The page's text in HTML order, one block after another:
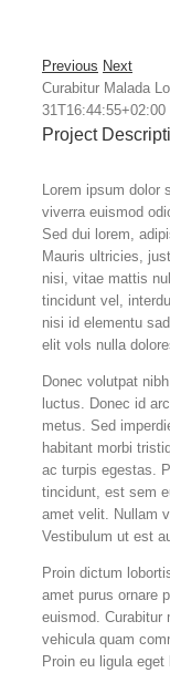
Previous Next
Curabitur Malada
31T16:44:55+02:00
Project
Lorem ipsum dolor
viverra euismod
Sed dui lorem,
Mauris ultricies,
nisi, vitae mattis
tincidunt vel,
nisi id elementu
elit vols nulla
Donec volutpat
luctus. Donec id
metus. Sed
habitant morbi
ac turpis egestas.
tincidunt, est sem
amet velit. Nullam
Vestibulum ut est
Proin dictum
amet purus ornare
euismod. Curabitur
vehicula quam
Proin eu ligula